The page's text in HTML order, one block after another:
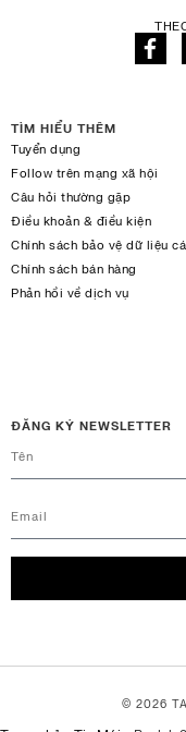
TÌM HIỂU THÊM
Tuyển dụng
Follow trên mạng xã hội
Câu hỏi thường gặp
Điều khoản & điều kiện
Chính sách bảo vệ dữ liệu
Chính sách bán hàng
Phản hồi về dịch vụ
ĐĂNG KÝ NEWSLETTER
© 2026